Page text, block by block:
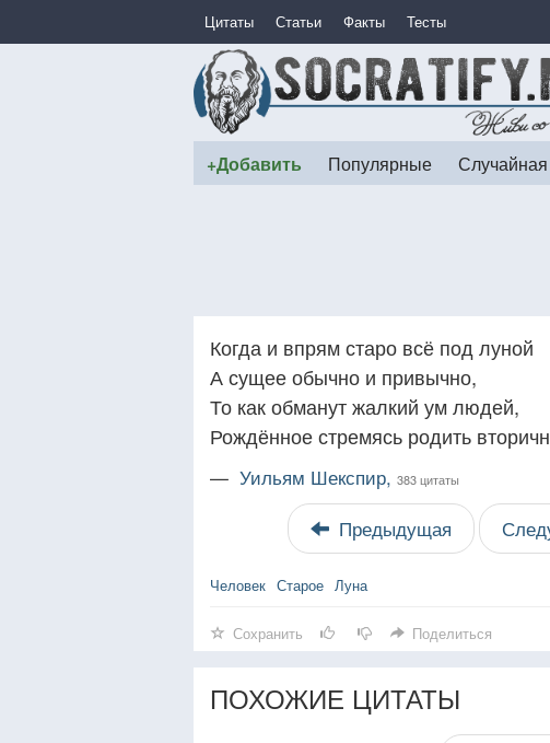
Цитаты Статьи Факты Тесты
+Добавить Популярные Случайная
Когда и впрям старо всё под луной
А сущее обычно и привычно,
То как обманут жалкий ум людей,
Рождённое стремясь родить
— Уильям Шекспир, 383 цитаты
Предыдущая
Человек Старое Луна
Сохранить Поделиться
ПОХОЖИЕ ЦИТАТЫ